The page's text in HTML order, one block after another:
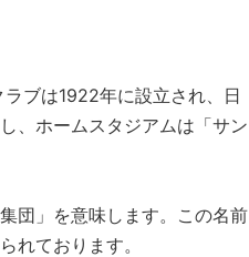
ブは1922年に設立され、日
、ホームスタジアムは「サン
団」を意味します。この名前
れております。